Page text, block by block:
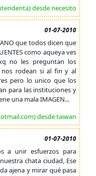
desde necesito
01-07-2010
que todos dicen que
como aqueya ves
no les preguntan los
nos rodean si al fin y al
pero lo unico que los
para las instituciones y
una mala IMAGEN...
desde taiwan
01-07-2010
a unir esfuerzos para
chata ciudad, Ese
ajena y mirar qué pasa